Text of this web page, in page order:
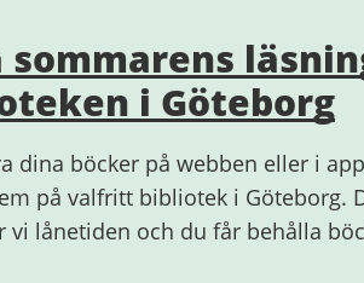
sommarens
i Göteborg
dina böcker på webben eller i
på valfritt bibliotek i Göteborg.
vi lånetiden och du får behålla